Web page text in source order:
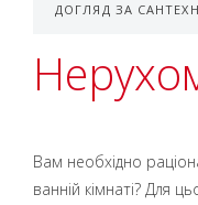
ДОГЛЯД ЗА
Вам необхідно
ванній кімнаті? Для